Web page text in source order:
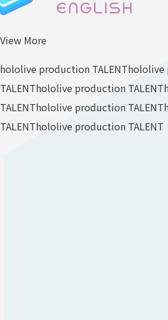
View More
hololive production TALENThololive
TALENThololive production TALENT
TALENThololive production TALENT
TALENThololive production TALENT